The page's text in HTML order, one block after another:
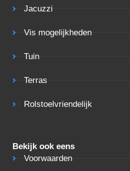
Jacuzzi
Vis mogelijkheden
Tuin
Terras
Rolstoelvriendelijk
Bekijk ook eens
Voorwaarden